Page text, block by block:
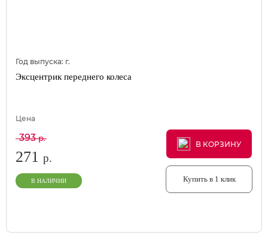
Год выпуска: г.
Эксцентрик переднего колеса
Цена
393р.
271 р.
В НАЛИЧИИ
В КОРЗИНУ
В КОРЗИНУ
В КОРЗИНУ
Купить в 1 клик